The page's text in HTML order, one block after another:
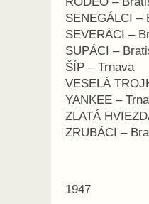
SENEGÁLCI –
SEVERÁCI –
SUPÁCI –
ŠÍP – Trnava
VESELÁ
YANKEE –
ZLATÁ
ZRUBÁCI –
1947